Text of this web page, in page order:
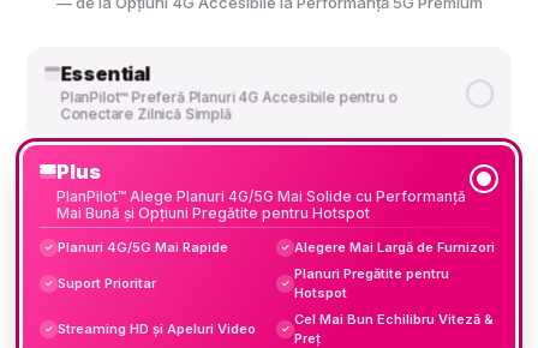
Essential
PlanPilot™ Preferă Planuri 4G Accesibile pentru o
Conectare Zilnică Simplă
Plus
PlanPilot™ Alege Planuri 4G/5G Mai Solide cu Performanță
Mai Bună și Opțiuni Pregătite pentru Hotspot
✓ Planuri 4G/5G Mai Rapide ✓ Alegere Mai Largă de Furnizori
✓ Suport Prioritar ✓
Planuri Pregătite pentru
Hotspot
✓ Streaming HD și Apeluri Video ✓
Cel Mai Bun Echilibru Viteză &
Preț